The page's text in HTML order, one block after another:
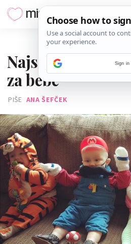
Najslađi kostimi
za bebe
PIŠE ANA ŠEFČEK
Sign in